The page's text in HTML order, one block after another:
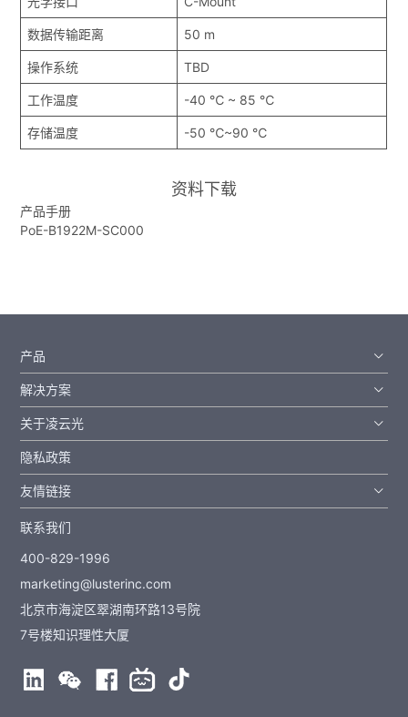
数据传输距离 50 m
操作系统 TBD
工作温度 -40 ℃ ~ 85 ℃
存储温度 -50 ℃~90 ℃
资料下载
产品手册
PoE-B1922M-SC000
产品
解决方案
关于凌云光
隐私政策
友情链接
联系我们
400-829-1996
marketing@lusterinc.com
北京市海淀区翠湖南环路13号院
7号楼知识理性大厦